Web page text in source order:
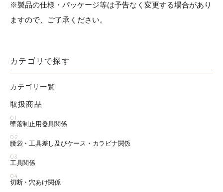
※製品の仕様・パッケージ等は予告なく変更する場合があり
ますので、ご了承ください。
カテゴリで探す
カテゴリ一覧
取扱商品
01
墜落制止用器具関係
02
腰袋・工具差し及びケース・カラビナ関係
03
工具関係
04
切断・穴あけ関係